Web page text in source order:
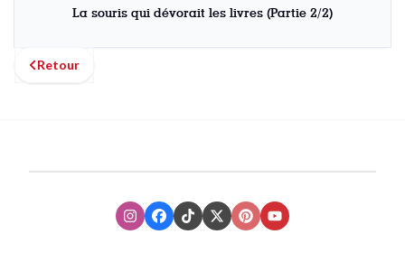
La souris qui dévorait les livres (Partie 2/2)
Retour
InstagramFacebook
TikTokXTwitter
PinterestYoutube